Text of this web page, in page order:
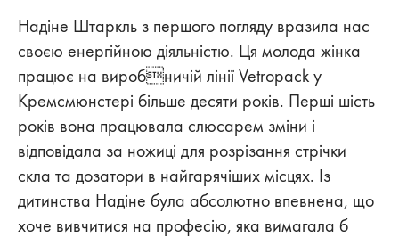
Надіне Штаркль з першого погляду вразила нас
своєю енергійною діяльністю. Ця молода жінка
працює на виробничій лінії Vetropack у
Кремсмюнстері більше десяти років. Перші шість
років вона працювала слюсарем зміни і
відповідала за ножиці для розрізання стрічки
скла та дозатори в найгарячіших місцях. Із
дитинства Надіне була абсолютно впевнена, що
хоче вивчитися на професію, яка вимагала б